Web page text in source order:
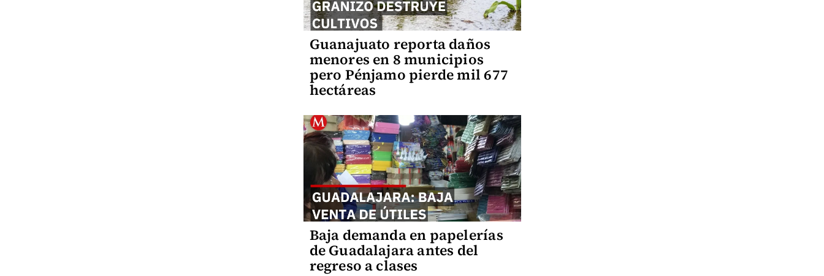
Guanajuato reporta daños
menores en 8 municipios
pero Pénjamo pierde mil 677
hectáreas
Baja demanda en papelerías
de Guadalajara antes del
regreso a clases